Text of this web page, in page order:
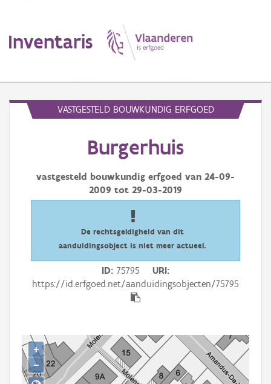
Inventaris
Aanduidingsobject
Waarneming
Persoon of collectief
Aanmelden
VASTGESTELD BOUWKUNDIG ERFGOED
Burgerhuis
vastgesteld bouwkundig erfgoed van 24-09-
2009 tot 29-03-2019
De rechtsgeldigheid van dit
aanduidingsobject is niet meer actueel.
ID 75795
URI
https://id.erfgoed.net/aanduidingsobjecten/75795
+
−